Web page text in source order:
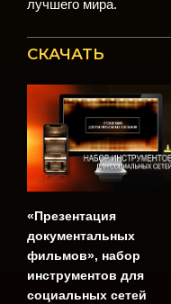
лучшего мира.
СКАЧАТЬ
«Презентация
документальных
фильмов», набор
инструментов для
социальных сетей